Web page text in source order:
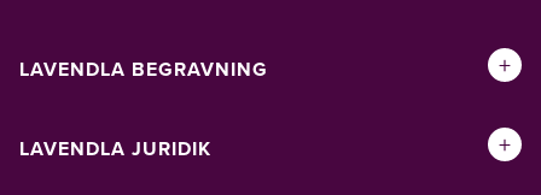
LAVENDLA BEGRAVNING +
LAVENDLA JURIDIK +